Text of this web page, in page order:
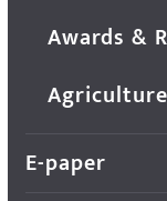
Awards &
E-paper